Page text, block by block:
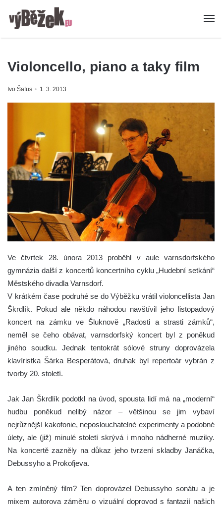
Violoncello, piano a taky film
Ivo Šafus 1. 3. 2013
Ve čtvrtek 28. února 2013 proběhl v aule varnsdorfského
gymnázia další z koncertů koncertního cyklu „Hudební setkání“
Městského divadla Varnsdorf.
V krátkém čase podruhé se do Výběžku vrátil violoncellista Jan
Škrdlík. Pokud ale někdo náhodou navštívil jeho listopadový
koncert na zámku ve Šluknově „Radosti a strasti zámků“,
neměl se čeho obávat, varnsdorfský koncert byl z poněkud
jiného soudku. Jednak tentokrát sólové struny doprovázela
klavíristka Šárka Besperátová, druhak byl repertoár vybrán z
tvorby 20. století.
Jak Jan Škrdlík podotkl na úvod, spousta lidí má na „moderní“
hudbu poněkud nelibý názor – většinou se jim vybaví
nejrůznější kakofonie, neposlouchatelné experimenty a podobné
úlety, ale (již) minulé století skrývá i mnoho nádherné muziky.
Na koncertě zazněly na důkaz jeho tvrzení skladby Janáčka,
Debussyho a Prokofjeva.
A ten zmíněný film? Ten doprovázel Debussyho sonátu a je
mixem autorova záměru o vizuální doprovod s fantazií našich